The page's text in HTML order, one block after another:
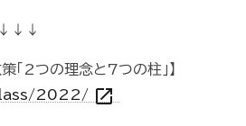
↓↓↓
2つの理念と7つの柱」】
2022/ open_in_new